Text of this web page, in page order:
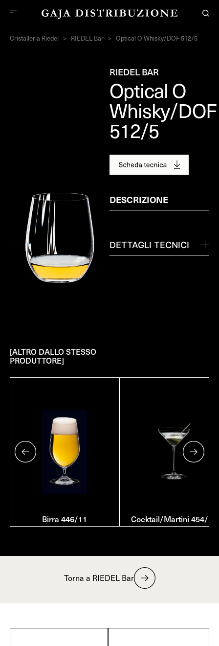
Cristalleria Riedel > RIEDEL Bar > Optical O Whisky/DOF 512/5
RIEDEL BAR
Optical O
Whisky/DOF
512/5
DESCRIZIONE
DETTAGLI TECNICI
[ALTRO DALLO STESSO
PRODUTTORE]
Birra 446/11 Cocktail/Martini 454/17
Torna a RIEDEL Bar